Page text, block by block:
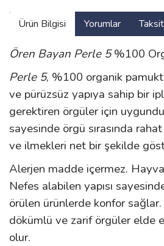
Ürün Bilgisi Yorumlar
Ören Bayan Perle 5%100
Perle 5, %100 organik
ve pürüzsüz yapıya sahip bir
gerektiren örgüler için
sayesinde örgü sırasında
ve ilmekleri net bir şekilde
Alerjen madde içermez.
Nefes alabilen yapısı
örülen ürünlerde konfor sağlar.
dökümlü ve zarif örgüler elde
olur.